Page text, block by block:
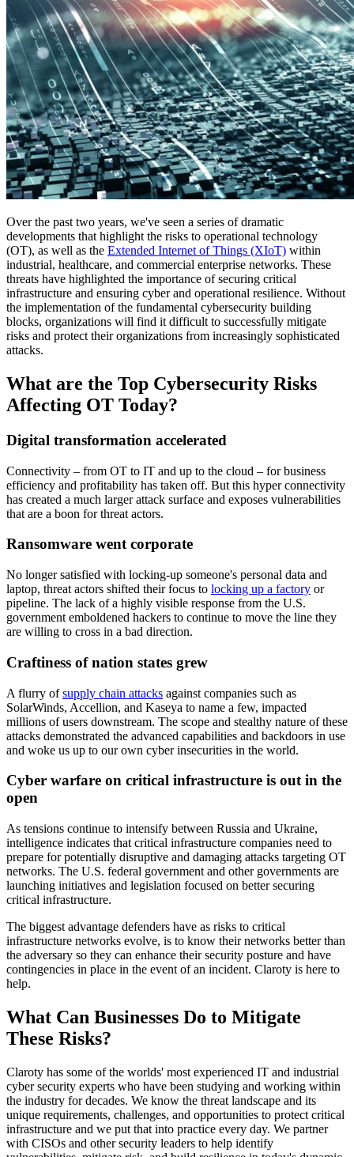
Over the past two years, we've seen a series of dramatic
developments that highlight the risks to operational technology
(OT), as well as the Extended Internet of Things (XIoT) within
industrial, healthcare, and commercial enterprise networks. These
threats have highlighted the importance of securing critical
infrastructure and ensuring cyber and operational resilience. Without
the implementation of the fundamental cybersecurity building
blocks, organizations will find it difficult to successfully mitigate
risks and protect their organizations from increasingly sophisticated
attacks.
What are the Top Cybersecurity Risks
Affecting OT Today?
Digital transformation accelerated
Connectivity – from OT to IT and up to the cloud – for business
efficiency and profitability has taken off. But this hyper connectivity
has created a much larger attack surface and exposes vulnerabilities
that are a boon for threat actors.
Ransomware went corporate
No longer satisfied with locking-up someone's personal data and
laptop, threat actors shifted their focus to locking up a factory or
pipeline. The lack of a highly visible response from the U.S.
government emboldened hackers to continue to move the line they
are willing to cross in a bad direction.
Craftiness of nation states grew
A flurry ofsupply chain attacks against companies such as
SolarWinds, Accellion, and Kaseya to name a few, impacted
millions of users downstream. The scope and stealthy nature of these
attacks demonstrated the advanced capabilities and backdoors in use
and woke us up to our own cyber insecurities in the world.
Cyber warfare on critical infrastructure is out in the
open
As tensions continue to intensify between Russia and Ukraine,
intelligence indicates that critical infrastructure companies need to
prepare for potentially disruptive and damaging attacks targeting OT
networks. The U.S. federal government and other governments are
launching initiatives and legislation focused on better securing
critical infrastructure.
The biggest advantage defenders have as risks to critical
infrastructure networks evolve, is to know their networks better than
the adversary so they can enhance their security posture and have
contingencies in place in the event of an incident. Claroty is here to
help.
What Can Businesses Do to Mitigate
These Risks?
Claroty has some of the worlds' most experienced IT and industrial
cyber security experts who have been studying and working within
the industry for decades. We know the threat landscape and its
unique requirements, challenges, and opportunities to protect critical
infrastructure and we put that into practice every day. We partner
with CISOs and other security leaders to help identify